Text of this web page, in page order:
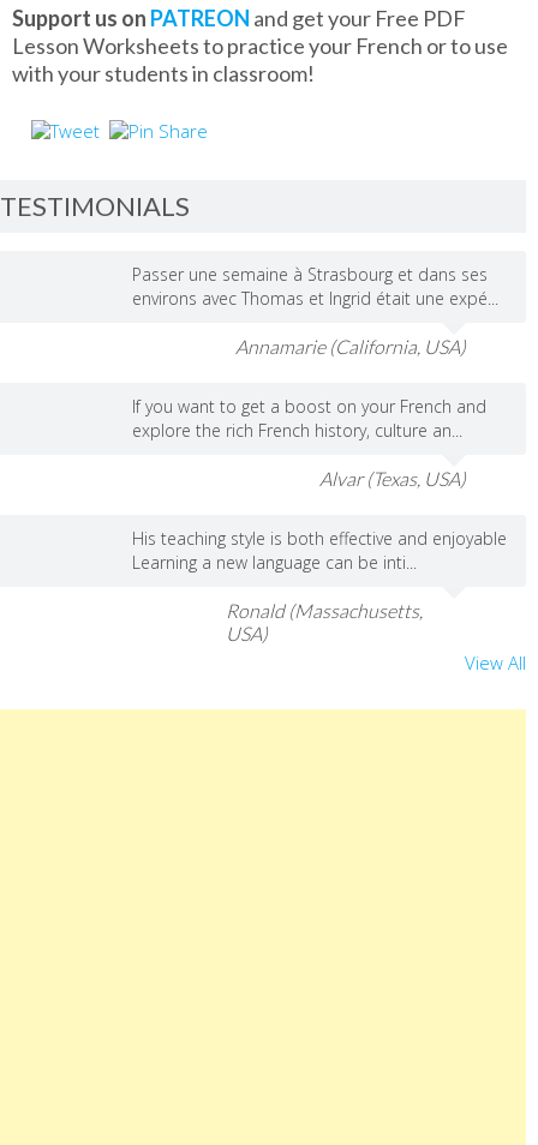
Support us on PATREON and get your Free PDF
Lesson Worksheets to practice your French or to use
with your students in classroom!
TESTIMONIALS
Passer une semaine à Strasbourg et dans ses
environs avec Thomas et Ingrid était une expé...
Annamarie (California, USA)
If you want to get a boost on your French and
explore the rich French history, culture an...
Alvar (Texas, USA)
His teaching style is both effective and enjoyable
Learning a new language can be inti...
Ronald (Massachusetts,
USA)
View All